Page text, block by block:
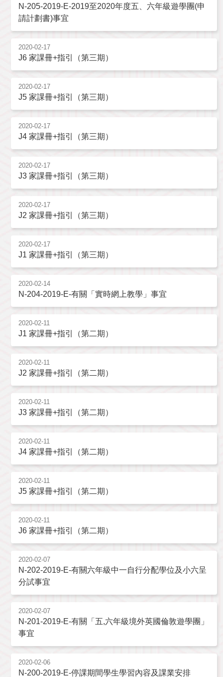
N-205-2019-E-2019至2020年度五、六年級遊學團(申
請計劃書)事宜
2020-02-17
J6 家課冊+指引（第三期）
2020-02-17
J5 家課冊+指引（第三期）
2020-02-17
J4 家課冊+指引（第三期）
2020-02-17
J3 家課冊+指引（第三期）
2020-02-17
J2 家課冊+指引（第三期）
2020-02-17
J1 家課冊+指引（第三期）
2020-02-14
N-204-2019-E-有關「實時網上教學」事宜
2020-02-11
J1 家課冊+指引（第二期）
2020-02-11
J2 家課冊+指引（第二期）
2020-02-11
J3 家課冊+指引（第二期）
2020-02-11
J4 家課冊+指引（第二期）
2020-02-11
J5 家課冊+指引（第二期）
2020-02-11
J6 家課冊+指引（第二期）
2020-02-07
N-202-2019-E-有關六年級中一自行分配學位及小六呈
分試事宜
2020-02-07
N-201-2019-E-有關「五,六年級境外英國倫敦遊學團」
事宜
2020-02-06
N-200-2019-E-停課期間學生學習內容及課業安排